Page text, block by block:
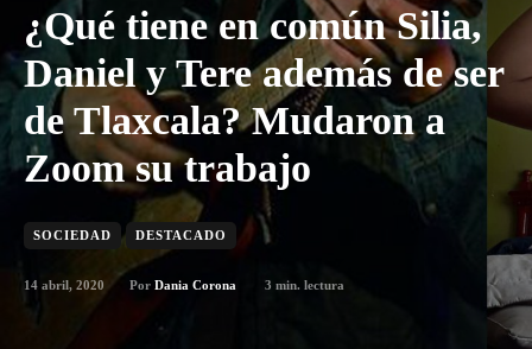
¿Qué tiene en común Silia,
Daniel y Tere además de ser
de Tlaxcala? Mudaron a
Zoom su trabajo
SOCIEDAD DESTACADO
14 abril, 2020 Por Dania Corona 3 min. lectura